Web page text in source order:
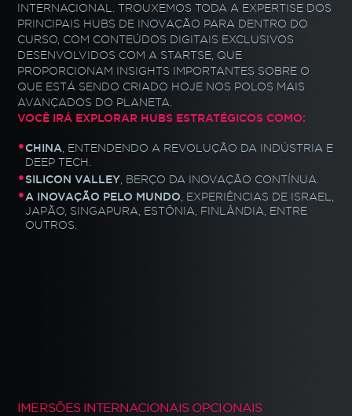
INTERNACIONAL. TROUXEMOS TODA A EXPERTISE DOS
PRINCIPAIS HUBS DE INOVAÇÃO PARA DENTRO DO
CURSO, COM CONTEÚDOS DIGITAIS EXCLUSIVOS
DESENVOLVIDOS COM A STARTSE, QUE
PROPORCIONAM INSIGHTS IMPORTANTES SOBRE O
QUE ESTÁ SENDO CRIADO HOJE NOS POLOS MAIS
AVANÇADOS DO PLANETA.
VOCÊ IRÁ EXPLORAR HUBS ESTRATÉGICOS COMO:
•CHINA, ENTENDENDO A REVOLUÇÃO DA INDÚSTRIA E
DEEP TECH.
•SILICON VALLEY, BERÇO DA INOVAÇÃO CONTÍNUA.
•A INOVAÇÃO PELO MUNDO, EXPERIÊNCIAS DE ISRAEL,
JAPÃO, SINGAPURA, ESTÔNIA, FINLÂNDIA, ENTRE
OUTROS.
IMERSÕES INTERNACIONAIS OPCIONAIS